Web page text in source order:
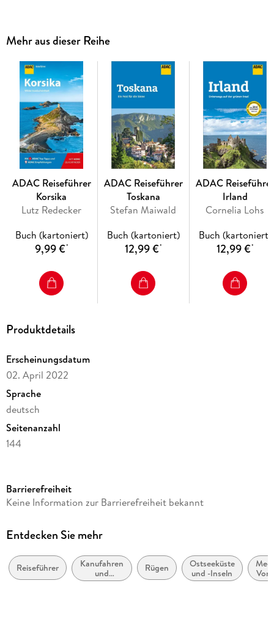
Zeiten sicher in der Destination unterwegs.
Für perfekte Orientierung vor Ort sorgen große
Klappenkarten im Umschlag, zahlreiche Pläne im Innenteil
sowie Informationen zu Parkmöglichkeiten und
Verkehrsmitteln.
ADAC: Gut informiert, besser reisen.
Inhaltsverzeichnis
Hinweis zur Optimierung
Impressum
Anleitung zur eBook-Nutzung
Symbole Allgemein
ADAC Empfehlungen
Drei Tage auf Rügen
Impressionen von Rügen
Auf einen Blick
ADAC Service Rügen
Festivals und Events
Chronik
Mobil vor Ort
Übersichtskarten
Mehr aus dieser Reihe
ADAC Reiseführer
Korsika
Lutz Redecker
Buch (kartoniert)
9,99 €*
ADAC Reiseführer
Toskana
Stefan Maiwald
Buch (kartoniert)
12,99 €*
ADAC Reiseführer
Irland
Cornelia Lohs
Buch (kartoniert)
12,99 €*
Produktdetails
Erscheinungsdatum
02. April 2022
Sprache
deutsch
Seitenanzahl
144
Autor/Autorin
Verlag/Hersteller
Produktart
kartoniert
Barrierefreiheit
Keine Information zur Barrierefreiheit bekannt
Entdecken Sie mehr
Reiseführer
Kanufahren
und
Kajakfahren
Rügen
Ostseeküste
und -Inseln